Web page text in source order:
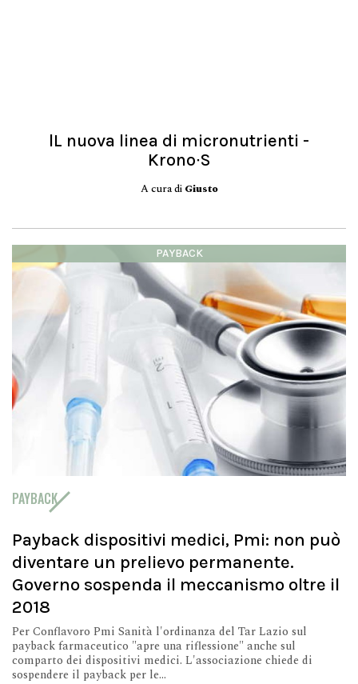
lL nuova linea di micronutrienti -
Krono∙S
A cura di Giusto
PAYBACK
PAYBACK
Payback dispositivi medici, Pmi: non può
diventare un prelievo permanente.
Governo sospenda il meccanismo oltre il
2018
Per Conflavoro Pmi Sanità l'ordinanza del Tar Lazio sul
payback farmaceutico "apre una riflessione" anche sul
comparto dei dispositivi medici. L'associazione chiede di
sospendere il payback per le...